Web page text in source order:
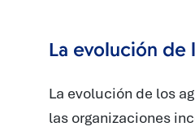
La evolución de
La evolución de los
las organizaciones